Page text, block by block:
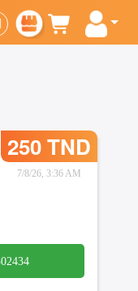
250 TND
7/8/26, 3:36 AM